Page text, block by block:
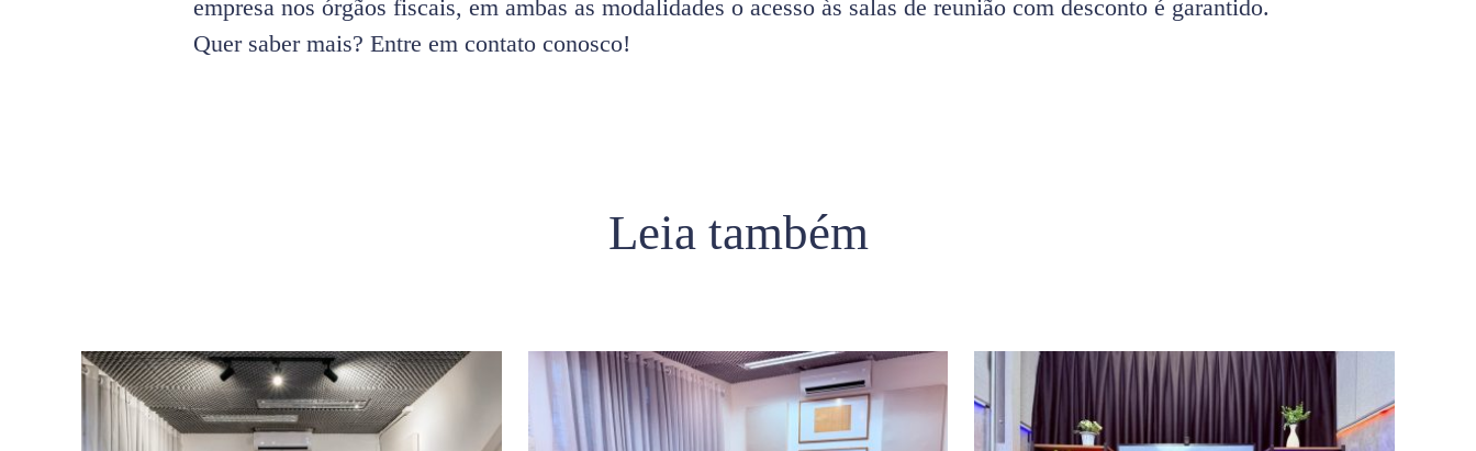
empresa nos órgãos fiscais, em ambas as modalidades o acesso às salas de reunião com desconto é garantido.
Quer saber mais? Entre em contato conosco!
Leia também